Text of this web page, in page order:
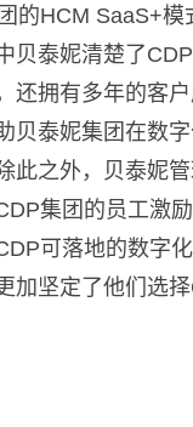
的HCM SaaS+
贝泰妮清楚了
还拥有多年的客
贝泰妮集团在数
此之外，贝泰妮
集团的员工激
可落地的数字
加坚定了他们选择